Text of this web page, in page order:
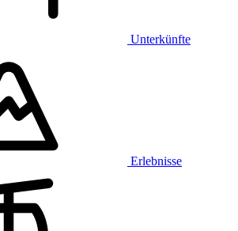
Unterkünfte
Erlebnisse